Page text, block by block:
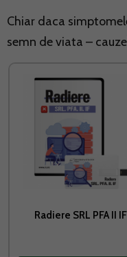
Chiar daca
semn de viata –
Radiere SRL PFA II IF